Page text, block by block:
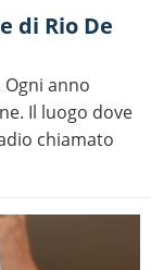
Ogni anno
Il luogo dove
chiamato